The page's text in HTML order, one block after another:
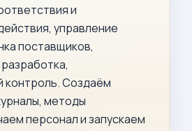
и
управление
поставщиков,
контроль. Создаём
методы
персонал и запускаем